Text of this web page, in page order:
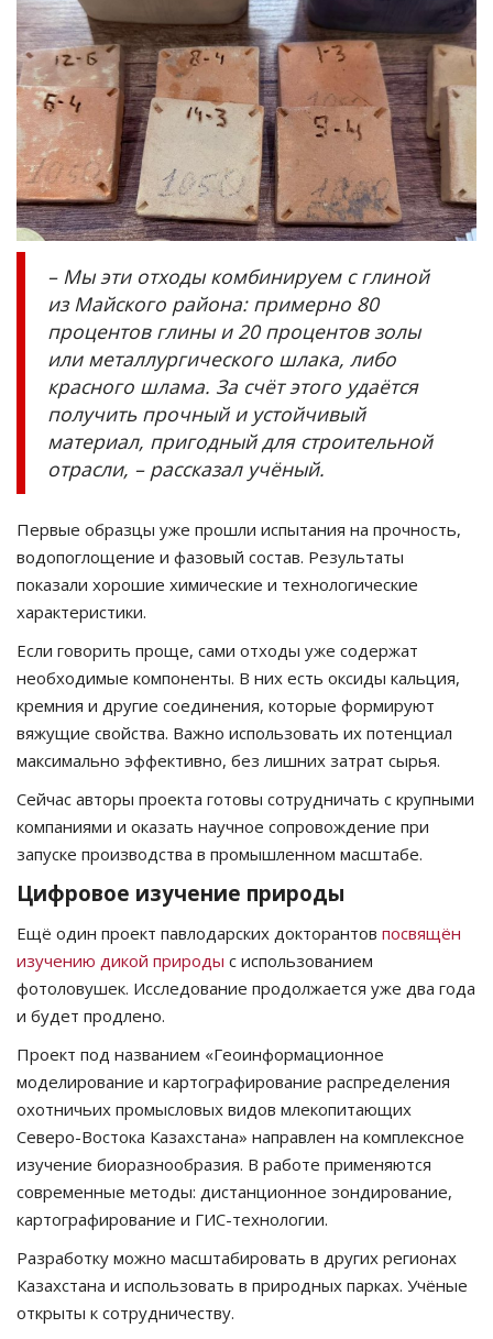
– Мы эти отходы комбинируем с глиной
из Майского района: примерно 80
процентов глины и 20 процентов золы
или металлургического шлака, либо
красного шлама. За счёт этого удаётся
получить прочный и устойчивый
материал, пригодный для строительной
отрасли, – рассказал учёный.
Первые образцы уже прошли испытания на прочность,
водопоглощение и фазовый состав. Результаты
показали хорошие химические и технологические
характеристики.
Если говорить проще, сами отходы уже содержат
необходимые компоненты. В них есть оксиды кальция,
кремния и другие соединения, которые формируют
вяжущие свойства. Важно использовать их потенциал
максимально эффективно, без лишних затрат сырья.
Сейчас авторы проекта готовы сотрудничать с крупными
компаниями и оказать научное сопровождение при
запуске производства в промышленном масштабе.
Цифровое изучение природы
Ещё один проект павлодарских докторантов посвящён
изучению дикой природы с использованием
фотоловушек. Исследование продолжается уже два года
и будет продлено.
Проект под названием «Геоинформационное
моделирование и картографирование распределения
охотничьих промысловых видов млекопитающих
Северо-Востока Казахстана» направлен на комплексное
изучение биоразнообразия. В работе применяются
современные методы: дистанционное зондирование,
картографирование и ГИС-технологии.
Разработку можно масштабировать в других регионах
Казахстана и использовать в природных парках. Учёные
открыты к сотрудничеству.